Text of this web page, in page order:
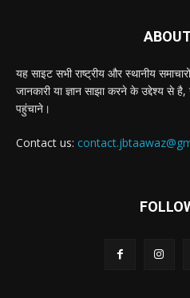
यह साइट सभी राष्ट्रीय और स्थानीय
जानकारी या ज्ञान साझा करने के उद्देश्य से
पहुंचाने।
Contact us: